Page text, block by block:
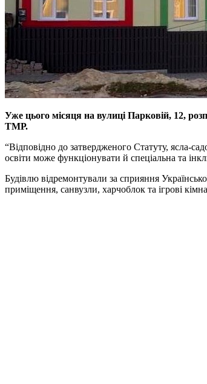
Уже цього місяця на вулиці Парковій, 12,
ТМР.
“Відповідно до затвердженого Статуту, ясла-
освіти може функціонувати й спеціальна та
Будівлю відремонтували за сприяння
приміщення, санвузли, харчоблок та ігрові